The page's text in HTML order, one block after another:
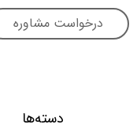
درخواست مشاوره
دسته‌ها